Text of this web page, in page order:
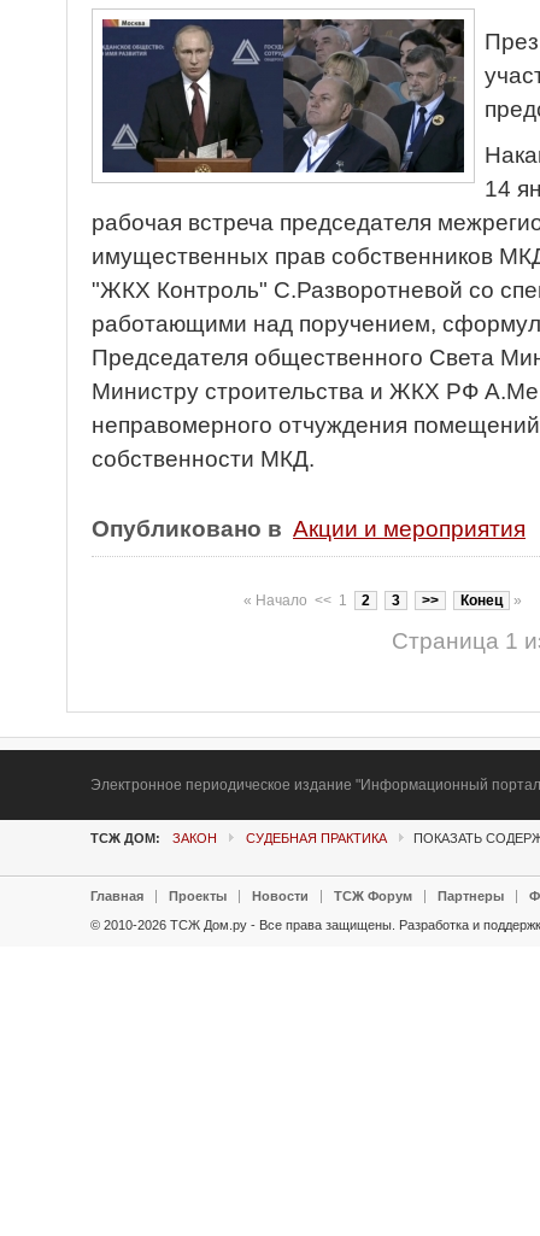
14
рабочая встреча председателя
имущественных прав собственников
"ЖКХ Контроль" С.Разворотневой со
работающими над поручением,
Председателя общественного Света
Министру строительства и ЖКХ РФ
неправомерного отчуждения
собственности МКД.
Опубликовано в Акции и мероприятия
« Начало << 1 2 3 >> Конец »
Страница 1
Электронное периодическое издание "Информационный
ТСЖ ДОМ: ЗАКОН СУДЕБНАЯ ПРАКТИКА ПОКАЗАТЬ
Главная Проекты Новости ТСЖ Форум Партнеры
© 2010-2026 ТСЖ Дом.ру - Все права защищены. Разработка и